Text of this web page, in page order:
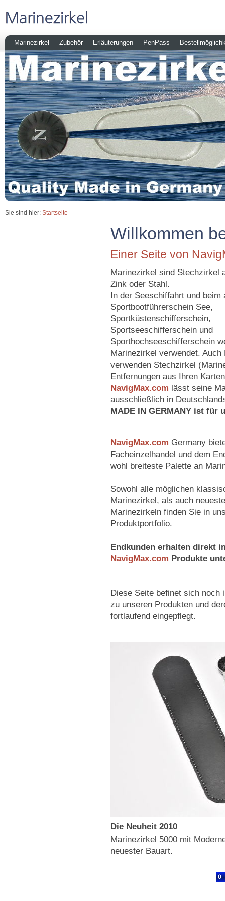
Marinezirkel Zubehör Erläuterungen PenPass
Sie sind hier: Startseite
Willkommen
Einer Seite von
Marinezirkel sind Stechzirkel
Zink oder Stahl.
In der Seeschiffahrt und beim
Sportbootführerschein See,
Sportküstenschifferschein,
Sportseeschifferschein und
Sporthochseeschifferschein
Marinezirkel verwendet. Auch
verwenden Stechzirkel
Entfernungen aus Ihren
NavigMax.com lässt seine
ausschließlich in
MADE IN GERMANY ist für
NavigMax.com Germany
Facheinzelhandel und dem
wohl breiteste Palette an
Sowohl alle möglichen
Marinezirkel, als auch
Marinezirkeln finden Sie in
Produktportfolio.
Endkunden erhalten direkt
NavigMax.com Produkte
Diese Seite befinet sich noch
zu unseren Produkten und
fortlaufend eingepflegt.
Die Neuheit 2010
Marinezirkel 5000 mit
neuester Bauart.